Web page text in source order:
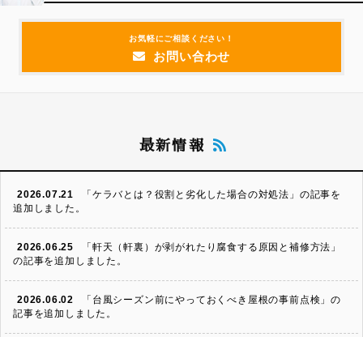
お気軽にご相談ください！
お問い合わせ
最新情報
2026.07.21
「ケラバとは？役割と劣化した場合の対処法」の記事を
追加しました。
2026.06.25
「軒天（軒裏）が剥がれたり腐食する原因と補修方法」
の記事を追加しました。
2026.06.02
「台風シーズン前にやっておくべき屋根の事前点検」の
記事を追加しました。